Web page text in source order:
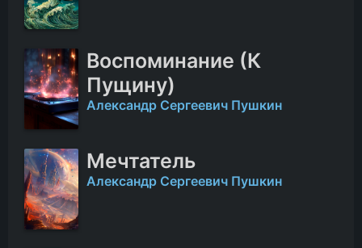
Воспоминание (К
Пущину)
Александр Сергеевич Пушкин
Мечтатель
Александр Сергеевич Пушкин